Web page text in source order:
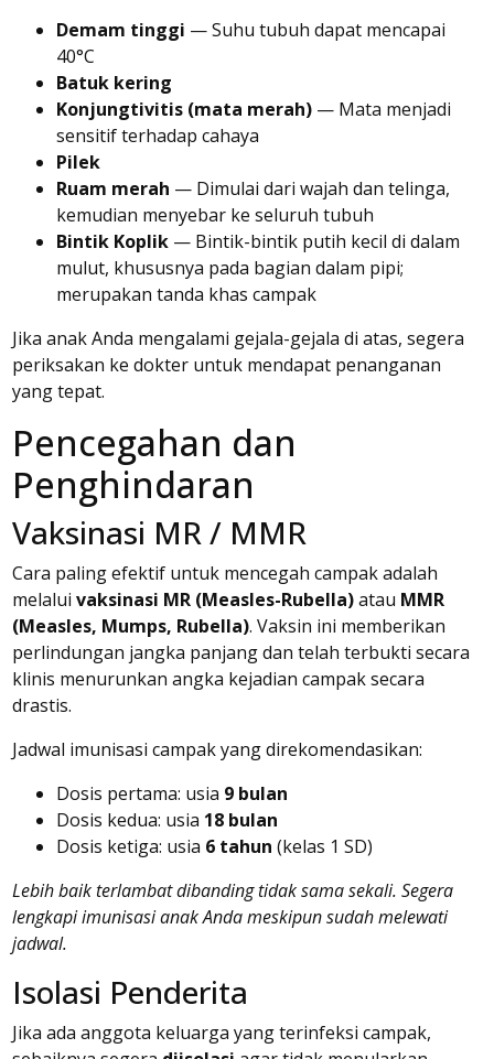
Demam tinggi — Suhu tubuh dapat mencapai
40°C
Batuk kering
Konjungtivitis (mata merah) — Mata menjadi
sensitif terhadap cahaya
Pilek
Ruam merah — Dimulai dari wajah dan telinga,
kemudian menyebar ke seluruh tubuh
Bintik Koplik — Bintik-bintik putih kecil di dalam
mulut, khususnya pada bagian dalam pipi;
merupakan tanda khas campak
Jika anak Anda mengalami gejala-gejala di atas, segera
periksakan ke dokter untuk mendapat penanganan
yang tepat.
Pencegahan dan
Penghindaran
Vaksinasi MR / MMR
Cara paling efektif untuk mencegah campak adalah
melalui vaksinasi MR (Measles-Rubella)atau MMR
(Measles, Mumps, Rubella). Vaksin ini memberikan
perlindungan jangka panjang dan telah terbukti secara
klinis menurunkan angka kejadian campak secara
drastis.
Jadwal imunisasi campak yang direkomendasikan:
Dosis pertama: usia 9 bulan
Dosis kedua: usia 18 bulan
Dosis ketiga: usia 6 tahun (kelas 1 SD)
Lebih baik terlambat dibanding tidak sama sekali. Segera
lengkapi imunisasi anak Anda meskipun sudah melewati
jadwal.
Isolasi Penderita
Jika ada anggota keluarga yang terinfeksi campak,